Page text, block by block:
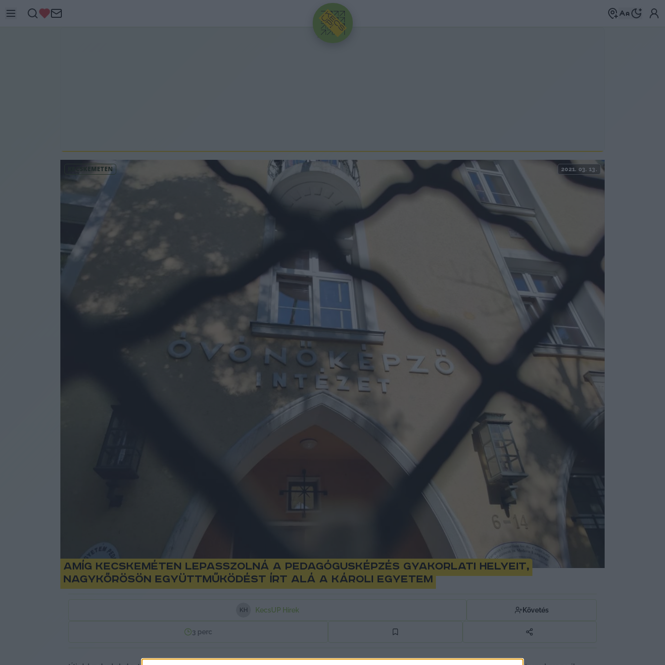
HIRDETÉS
KECSKEMÉTEN 2021. 03. 13.
Amíg Kecskeméten lepasszolná a pedagógusképzés gyakorlati helyeit,
Nagykőrösön együttműködést írt alá a Károli egyetem
K H KecsUP Hírek Követés
3 perc